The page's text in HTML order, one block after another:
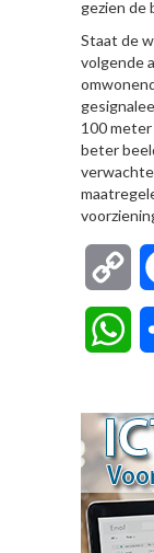
gezien de
Staat de
volgende
100
beter